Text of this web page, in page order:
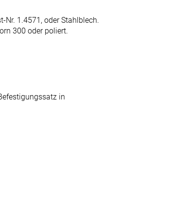
Nr. 1.4571, oder Stahlblech.
300 oder poliert.
in